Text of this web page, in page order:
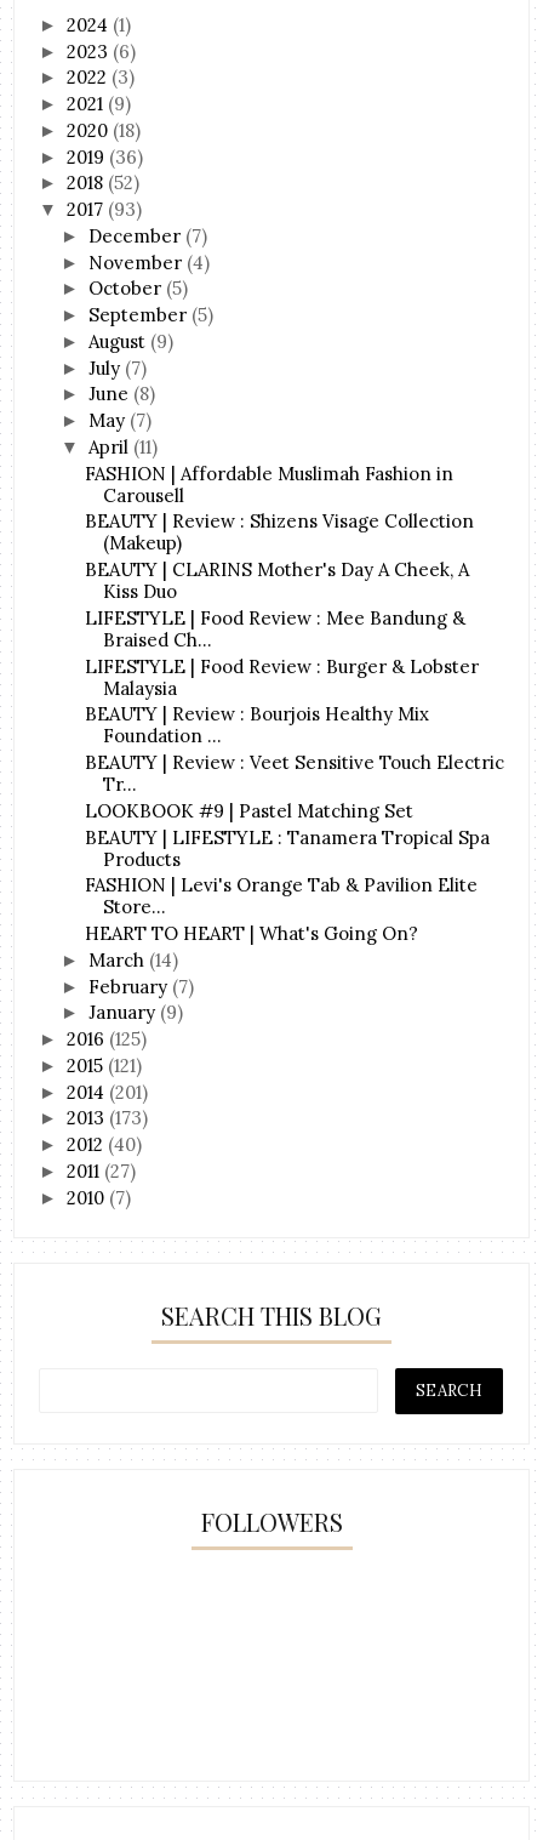
►2024 (1)
►2023 (6)
►2022 (3)
►2021 (9)
►2020 (18)
►2019 (36)
►2018 (52)
▼2017 (93)
► December (7)
► November (4)
► October (5)
► September (5)
► August (9)
►July (7)
►June (8)
► May (7)
▼ April (11)
FASHION | Affordable Muslimah Fashion in
Carousell
BEAUTY | Review : Shizens Visage Collection
(Makeup)
BEAUTY | CLARINS Mother's Day A Cheek, A
Kiss Duo
LIFESTYLE | Food Review : Mee Bandung &
Braised Ch...
LIFESTYLE | Food Review : Burger & Lobster
Malaysia
BEAUTY | Review : Bourjois Healthy Mix
Foundation ...
BEAUTY | Review : Veet Sensitive Touch Electric
Tr...
LOOKBOOK #9 | Pastel Matching Set
BEAUTY | LIFESTYLE : Tanamera Tropical Spa
Products
FASHION | Levi's Orange Tab & Pavilion Elite
Store...
HEART TO HEART | What's Going On?
► March (14)
► February (7)
►January (9)
►2016 (125)
►2015 (121)
►2014 (201)
►2013 (173)
►2012 (40)
►2011 (27)
►2010 (7)
SEARCH THIS BLOG
FOLLOWERS